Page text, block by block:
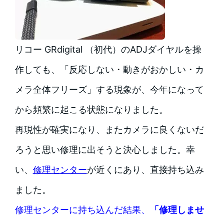
リコー GRdigital （初代）のADJダイヤルを操
作しても、「反応しない・動きがおかしい・カ
メラ全体フリーズ」する現象が、今年になって
から頻繁に起こる状態になりました。
再現性が確実になり、またカメラに良くないだ
ろうと思い修理に出そうと決心しました。幸
い、 修理センターが近くにあり、直接持ち込み
ました。
修理センターに持ち込んだ結果、
「修理しませ